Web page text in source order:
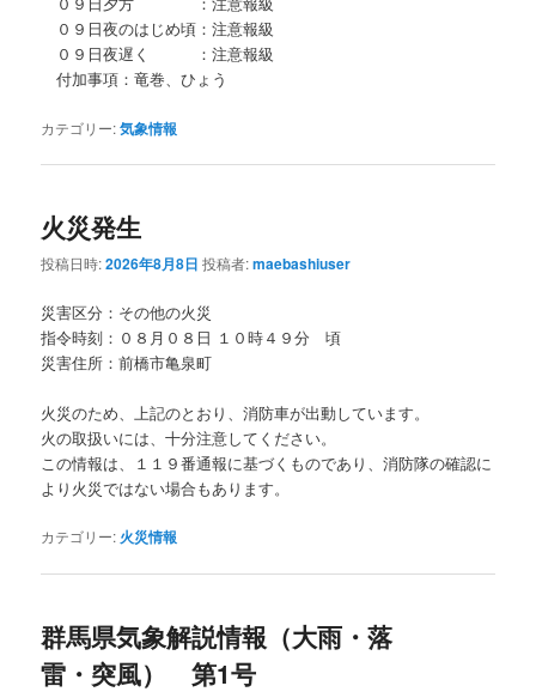
０９日夜のはじめ頃：注意報級
０９日夜遅く ：注意報級
付加事項：竜巻、ひょう
カテゴリー:気象情報
火災発生
投稿日時:2026年8月8日 投稿者:maebashiuser
災害区分：その他の火災
指令時刻：０８月０８日 １０時４９分 頃
災害住所：前橋市亀泉町
火災のため、上記のとおり、消防車が出動しています。
火の取扱いには、十分注意してください。
この情報は、１１９番通報に基づくものであり、消防隊の確認に
より火災ではない場合もあります。
カテゴリー: 火災情報
群馬県気象解説情報（大雨・落
雷・突風） 第1号